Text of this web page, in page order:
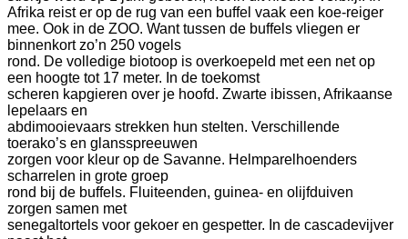
Afrika reist er op de rug van een buffel vaak een koe-reiger
mee. Ook in de ZOO. Want tussen de buffels vliegen er
binnenkort zo’n 250 vogels
rond. De volledige biotoop is overkoepeld met een net op
een hoogte tot 17 meter. In de toekomst
scheren kapgieren over je hoofd. Zwarte ibissen, Afrikaanse
lepelaars en
abdimooievaars strekken hun stelten. Verschillende
toerako’s en glansspreeuwen
zorgen voor kleur op de Savanne. Helmparelhoenders
scharrelen in grote groep
rond bij de buffels. Fluiteenden, guinea- en olijfduiven
zorgen samen met
senegaltortels voor gekoer en gespetter. In de cascadevijver